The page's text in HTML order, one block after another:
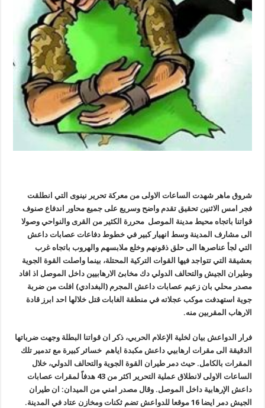
شروق ماهر شهدت الساعات الاولى من معركة تحرير نينوى التي انطلقت
فجر امس الاثنين تحقيق تقدم واضح وسريع على جميع محاور اندفاع صنوف
قواتنا باتجاه محيط مدينة الموصل محررة الكثير من القرى والنواحي وصولا
الى مشارف المدينة وسط انهيار كبير في خطوط دفاعات عصابات داعش
التي لجأ عناصرها الى حلق ذقونهم وخلع ملابسهم والهروب باتجاه غرب
بعشيقة التي تتواجد فيها القوات التركية المحتلة، بينما واصلت القوة الجوية
وطيران الجيش والتحالف الدولي دك مخابئ الارهابيين داخل الموصل اذ افاد
مصدر محلي بان زعيم عصابات داعش المجرم (البغدادي) افلت من ضربة
جوية استهدفت موكب عجلاته في منطقة الغابات قتل خلالها احد ابرز قادة
الارهاب المقربين منه.
فرار الدواعش بيان لخلية الإعلام الحربي، ذكر ان قواتنا البطلة وجهت ضرباتها
الدقيقة الى مقرات ارهابيي داعش مكبدة اياهم خسائر كبيرة مع تدمير تلك
المقرات بالكامل. حيث دمر طيران القوة الجوية والتحالف الدولي، خلال
الساعات الاولى لانطلاق عملية التحرير اكثر من 43 هدفاً لمقرات عصابات
داعش الإرهابية داخل الموصل. وقال مصدر امني من الميدان: ان طيران
الجيش دمر ايضا 16 موقعا للدواعش تضم ثكنات ومخازن عتاد في المدينة.